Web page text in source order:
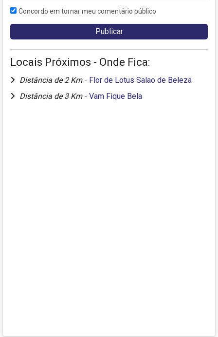
Concordo em tornar meu comentário público
Locais Próximos - Onde Fica:
Distância de 2 Km - Flor de Lotus Salao de Beleza
Distância de 3 Km - Vam Fique Bela